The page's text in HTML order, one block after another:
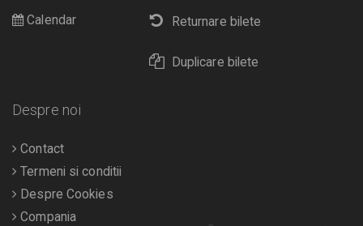
Returnare bilete
Duplicare bilete
Calendar
Despre noi
Contact
Termeni si conditii
Despre Cookies
Compania